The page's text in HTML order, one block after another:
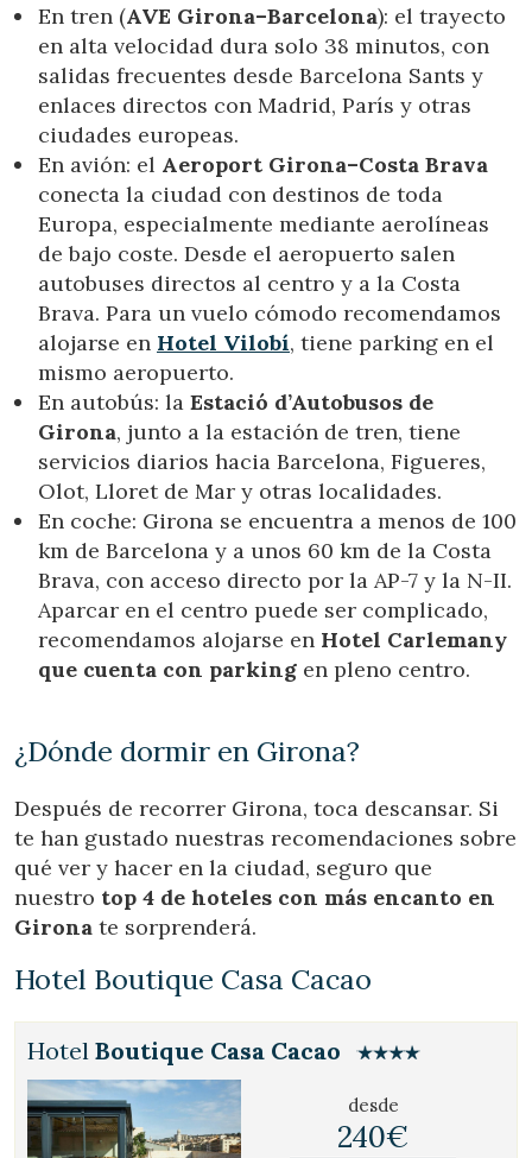
En tren (AVE Girona–Barcelona): el trayecto
en alta velocidad dura solo 38 minutos, con
salidas frecuentes desde Barcelona Sants y
enlaces directos con Madrid, París y otras
ciudades europeas.
En avión: el Aeroport Girona–Costa Brava
conecta la ciudad con destinos de toda
Europa, especialmente mediante aerolíneas
de bajo coste. Desde el aeropuerto salen
autobuses directos al centro y a la Costa
Brava. Para un vuelo cómodo recomendamos
alojarse en Hotel Vilobí, tiene parking en el
mismo aeropuerto.
En autobús: la Estació d’Autobusos de
Girona, junto a la estación de tren, tiene
servicios diarios hacia Barcelona, Figueres,
Olot, Lloret de Mar y otras localidades.
En coche: Girona se encuentra a menos de 100
km de Barcelona y a unos 60 km de la Costa
Brava, con acceso directo por la AP-7 y la N-II.
Aparcar en el centro puede ser complicado,
recomendamos alojarse en Hotel Carlemany
que cuenta con parking en pleno centro.
¿Dónde dormir en Girona?
Después de recorrer Girona, toca descansar. Si
te han gustado nuestras recomendaciones sobre
qué ver y hacer en la ciudad, seguro que
nuestro top 4 de hoteles con más encanto en
Girona te sorprenderá.
Hotel Boutique Casa Cacao
Hotel Boutique Casa Cacao
desde
240€